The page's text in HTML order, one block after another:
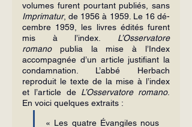
Imprimatur, de 1956 à 1959. Le 16 dé­
cembre 1959, les livres édités furent
mis à l’index. L’Osservatore
romano publia la mise à l’Index
accompagnée d’un article justifiant la
condamnation. L’abbé Herbach
reproduit le texte de la mise à l’index
et l’article de L’Osservatore romano.
En voici quelques extraits :
« Les quatre Évangiles nous